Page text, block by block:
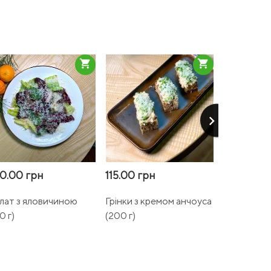
keyboard_arrow_right
грн
з яловичиною
г)
shopping_cart
115.00 грн
Грінки з кремом анчоуса
(200 г)
shopping_cart